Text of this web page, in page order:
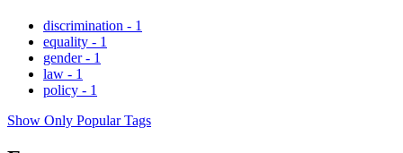
discrimination - 1
equality - 1
gender - 1
law - 1
policy - 1
Show Only Popular Tags